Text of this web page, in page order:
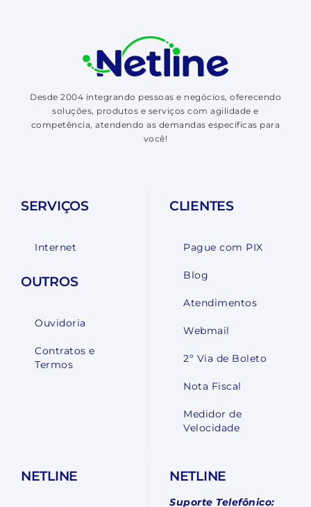
Desde 2004 integrando pessoas e negócios, oferecendo
soluções, produtos e serviços com agilidade e
competência, atendendo as demandas específicas para
você!
SERVIÇOS
Internet
OUTROS
Ouvidoria
Contratos e
Termos
CLIENTES
Pague com PIX
Blog
Atendimentos
Webmail
2º Via de Boleto
Nota Fiscal
Medidor de
Velocidade
NETLINE NETLINE
Suporte Telefônico: